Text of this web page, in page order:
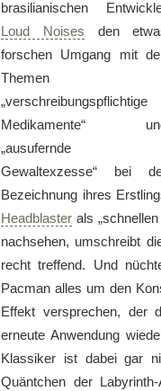
brasilianischen
Loud Noises den
forschen Umgang mit
Themen
„verschreibungspflichtige
Medikamente“
„ausufernde
Gewaltexzesse“ bei
Bezeichnung ihres
Headblaster als
nachsehen, umschreibt
recht treffend. Und
Pacman alles um den
Effekt versprechen, der
erneute Anwendung
Klassiker ist dabei gar
Quäntchen der